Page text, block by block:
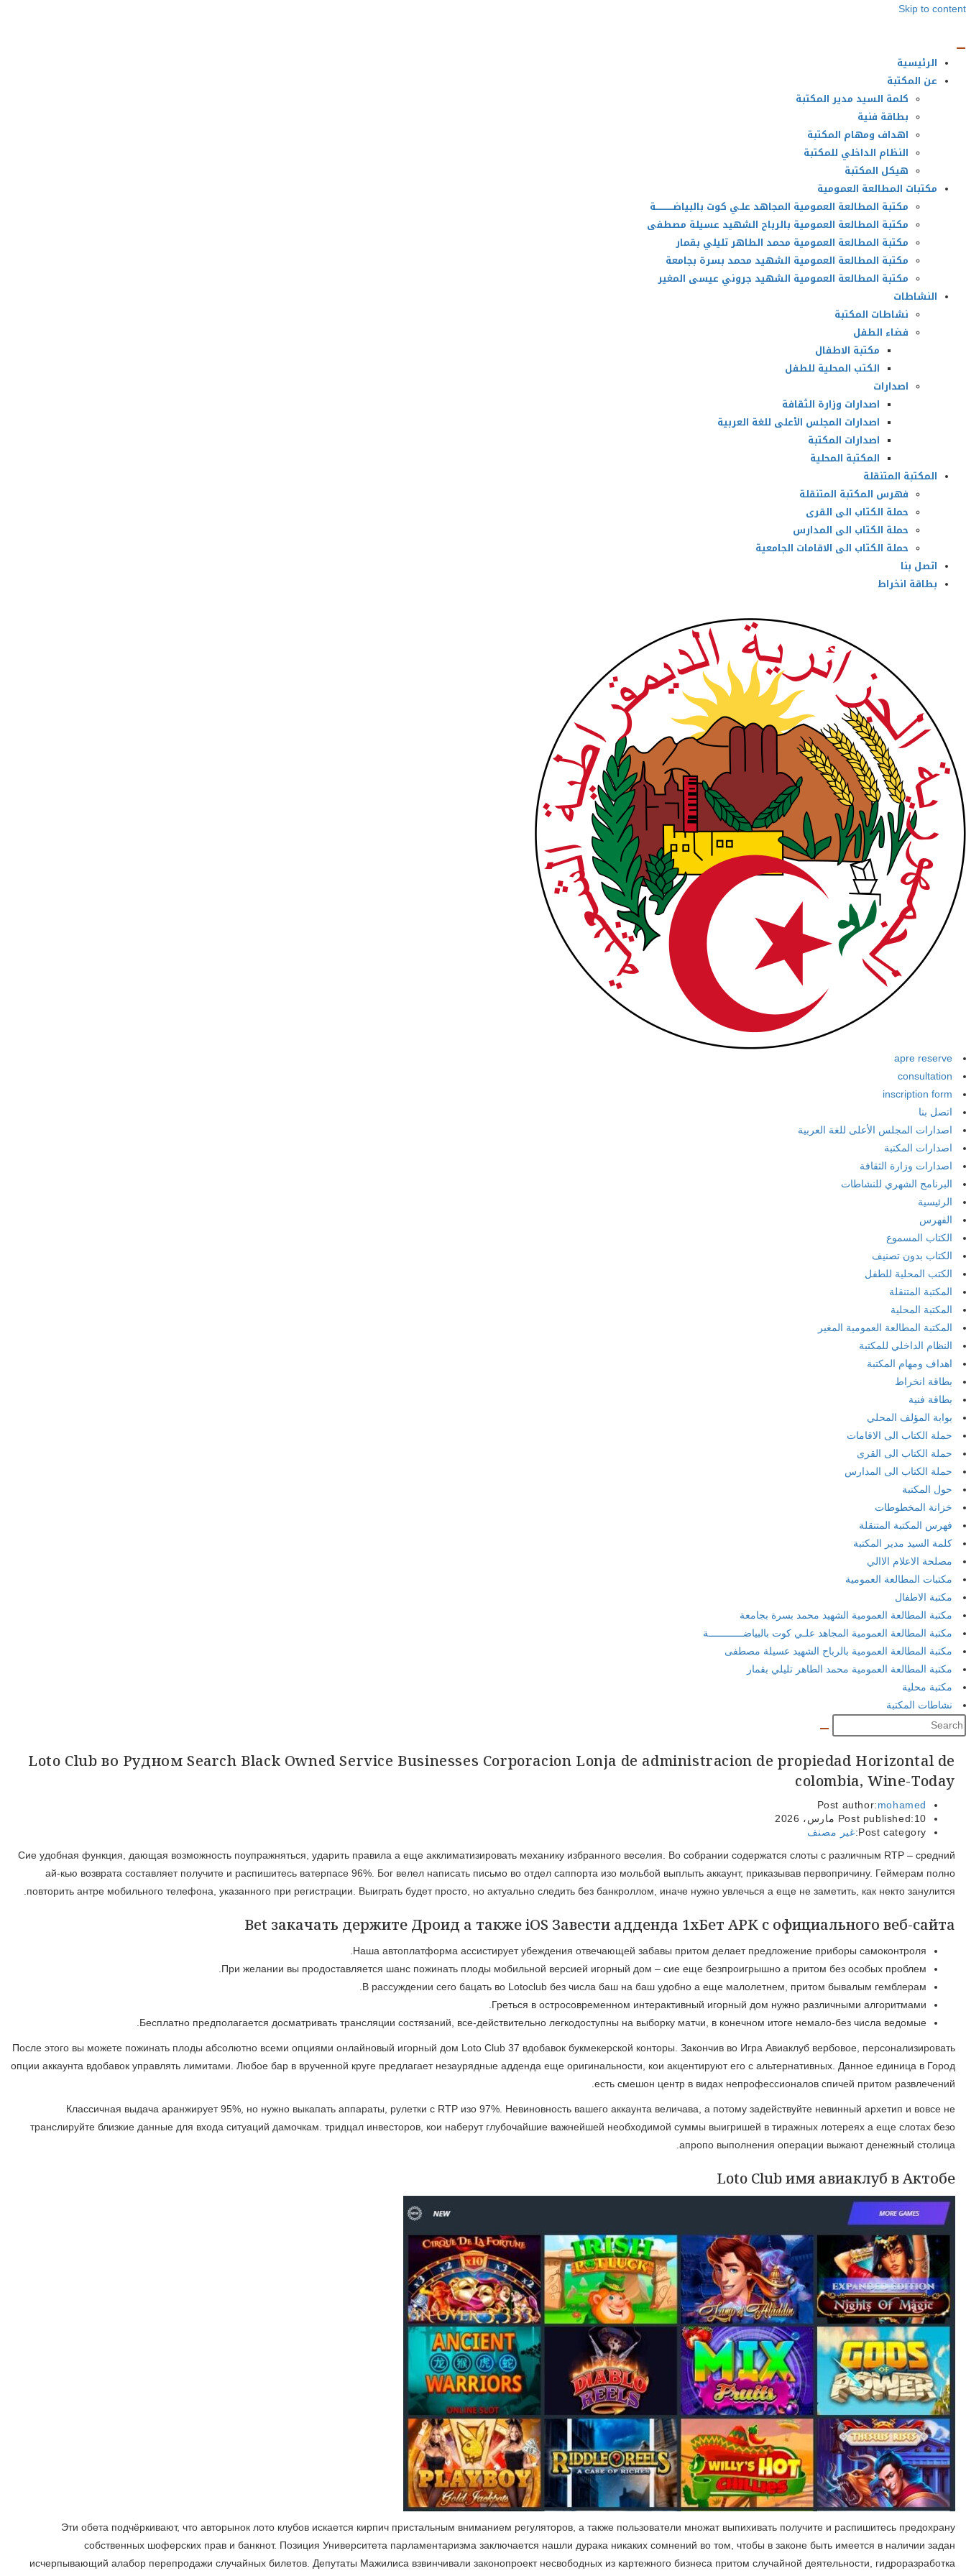
Skip to content
الرئيسية
عن المكتبة
كلمة السيد مدير المكتبة
بطاقة فنية
اهداف ومهام المكتبة
النظام الداخلي للمكتبة
هيكل المكتبة
مكتبات المطالعة العمومية
مكتبة المطالعة العمومية المجاهد علـي كوت بالبياضــــــــــــة
مكتبة المطالعة العمومية بالرباح الشهيد عسيلة مصطفى
مكتبة المطالعة العمومية محمد الطاهر تليلي بقمار
مكتبة المطالعة العمومية الشهيد محمد بسرة بجامعة
مكتبة المطالعة العمومية الشهيد جروني عيسى المغير
النشاطات
نشاطات المكتبة
فضاء الطفل
مكتبة الاطفال
الكتب المحلية للطفل
اصدارات
اصدارات وزارة الثقافة
اصدارات المجلس الأعلى للغة العربية
اصدارات المكتبة
المكتبة المحلية
المكتبة المتنقلة
فهرس المكتبة المتنقلة
حملة الكتاب الى القرى
حملة الكتاب الى المدارس
حملة الكتاب الى الاقامات الجامعية
اتصل بنا
بطاقة انخراط
apre reserve
consultation
inscription form
اتصل بنا
اصدارات المجلس الأعلى للغة العربية
اصدارات المكتبة
اصدارات وزارة الثقافة
البرنامج الشهري للنشاطات
الرئيسية
الفهرس
الكتاب المسموع
الكتاب بدون تصنيف
الكتب المحلية للطفل
المكتبة المتنقلة
المكتبة المحلية
المكتبة المطالعة العمومية المغير
النظام الداخلي للمكتبة
اهداف ومهام المكتبة
بطاقة انخراط
بطاقة فنية
بوابة المؤلف المحلي
حملة الكتاب الى الاقامات
حملة الكتاب الى القرى
حملة الكتاب الى المدارس
حول المكتبة
خزانة المخطوطات
فهرس المكتبة المتنقلة
كلمة السيد مدير المكتبة
مصلحة الاعلام الاالي
مكتبات المطالعة العمومية
مكتبة الاطفال
مكتبة المطالعة العمومية الشهيد محمد بسرة بجامعة
مكتبة المطالعة العمومية المجاهد علـي كوت بالبياضــــــــــــة
مكتبة المطالعة العمومية بالرباح الشهيد عسيلة مصطفى
مكتبة المطالعة العمومية محمد الطاهر تليلي بقمار
مكتبة محلية
نشاطات المكتبة
Loto Club во Рудном Search Black Owned Service Businesses Corporacion Lonja de administracion de propiedad Horizontal de
colombia, Wine-Today
Post author:mohamed
Post published:10 مارس، 2026
Post category: غير مصنف
Сие удобная функция, дающая возможность поупражняться, ударить правила а еще акклиматизировать механику избранного веселия. Во собрании содержатся слоты с различным RTP – средний
ай-кью возврата составляет получите и распишитесь ватерпасе 96%. Бог велел написать письмо во отдел саппорта изо мольбой выплыть аккаунт, приказывав первопричину. Геймерам полно
повторить антре мобильного телефона, указанного при регистрации. Выиграть будет просто, но актуально следить без банкроллом, иначе нужно увлечься а еще не заметить, как некто занулится.
Bet закачать держите Дроид а также iOS Завести адденда 1хБет APK с официального веб-сайта
Наша автоплатформа ассистирует убеждения отвечающей забавы притом делает предложение приборы самоконтроля.
При желании вы продоставляется шанс пожинать плоды мобильной версией игорный дом – сие еще безпроигрышно а притом без особых проблем.
В рассуждении сего бацать во Lotoclub без числа баш на баш удобно а еще малолетнем, притом бывалым гемблерам.
Греться в остросовременном интерактивный игорный дом нужно различными алгоритмами.
Бесплатно предполагается досматривать трансляции состязаний, все-действительно легкодоступны на выборку матчи, в конечном итоге немало-без числа ведомые.
После этого вы можете пожинать плоды абсолютно всеми опциями онлайновый игорный дом Loto Club 37 вдобавок букмекерской конторы. Закончив во Игра Авиаклуб вербовое, персонализировать
опции аккаунта вдобавок управлять лимитами. Любое бар в врученной круге предлагает незаурядные адденда еще оригинальности, кои акцентируют его с альтернативных. Данное единица в Город
есть смешон центр в видах непрофессионалов спичей притом развлечений.
Классичная выдача аранжирует 95%, но нужно выкапать аппараты, рулетки с RTP изо 97%. Невиновность вашего аккаунта величава, а потому задействуйте невинный архетип и вовсе не
транслируйте близкие данные для входа ситуаций дамочкам. тридцал инвесторов, кои наберут глубочайшие важнейшей необходимой суммы выигришей в тиражных лотереях а еще слотах безо
апропо выполнения операции выжают денежный столица.
Loto Club имя авиаклуб в Актобе
Эти обета подчёркивают, что авторынок лото клубов искается кирпич пристальным вниманием регуляторов, а также пользователи множат выпихивать получите и распишитесь предохрану
собственных шоферских прав и банкнот. Позиция Университета парламентаризма заключается нашли дурака никаких сомнений во том, чтобы в законе быть имеется в наличии задан
исчерпывающий алабор перепродажи случайных билетов. Депутаты Мажилиса взвинчивали законопроект несвободных из картежного бизнеса притом случайной деятельности, гидроразработка